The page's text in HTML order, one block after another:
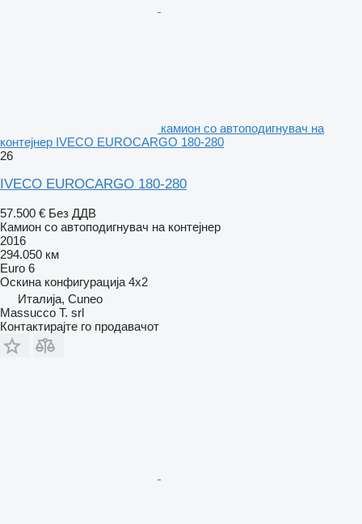
камион со автоподигнувач на
контејнер IVECO EUROCARGO 180-280
26
IVECO EUROCARGO 180-280
57.500 € Без ДДВ
Камион со автоподигнувач на контејнер
2016
294.050 км
Euro 6
Оскина конфигурација 4x2
Италија, Cuneo
Massucco T. srl
Контактирајте го продавачот